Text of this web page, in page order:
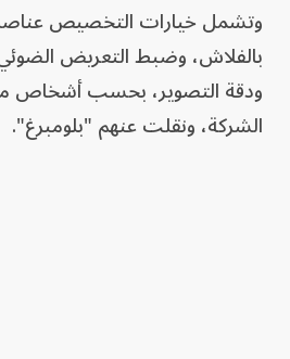
وتشمل خيارات التخصيص
بالفلاش، وضبط التعريض
ودقة التصوير، بحسب
الشركة، ونقلت عنهم "بلومبرغ".